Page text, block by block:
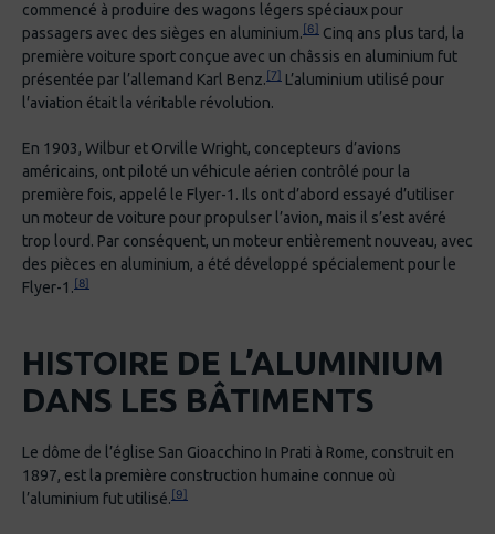
commencé à produire des wagons légers spéciaux pour
passagers avec des sièges en aluminium. [6]
Cinq ans plus tard, la
première voiture sport conçue avec un châssis en aluminium fut
présentée par l’allemand Karl Benz. [7]
L’aluminium utilisé pour
l’aviation était la véritable révolution.
En 1903, Wilbur et Orville Wright, concepteurs d’avions
américains, ont piloté un véhicule aérien contrôlé pour la
première fois, appelé le Flyer-1. Ils ont d’abord essayé d’utiliser
un moteur de voiture pour propulser l’avion, mais il s’est avéré
trop lourd. Par conséquent, un moteur entièrement nouveau, avec
des pièces en aluminium, a été développé spécialement pour le
Flyer-1. [8]
HISTOIRE DE L’ALUMINIUM
DANS LES BÂTIMENTS
Le dôme de l’église San Gioacchino In Prati à Rome, construit en
1897, est la première construction humaine connue où
l’aluminium fut utilisé. [9]